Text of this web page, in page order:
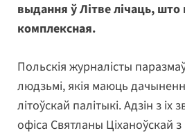
выдання ў Літве лічаць,
комплексная.
Польскія журналісты
людзьмі, якія маюць
літоўскай палітыкі. Адзін з
офіса Святланы Ціханоўскай